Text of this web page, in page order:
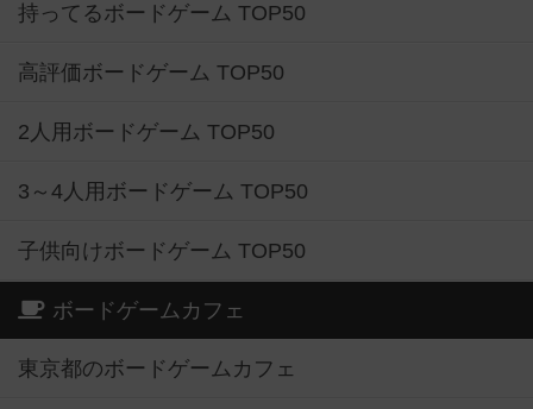
持ってるボードゲーム TOP50
高評価ボードゲーム TOP50
2人用ボードゲーム TOP50
3～4人用ボードゲーム TOP50
子供向けボードゲーム TOP50
ボードゲームカフェ
東京都のボードゲームカフェ